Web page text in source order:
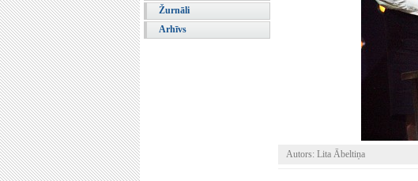
Žurnāli
Arhīvs
Autors: Lita Ābeltiņa